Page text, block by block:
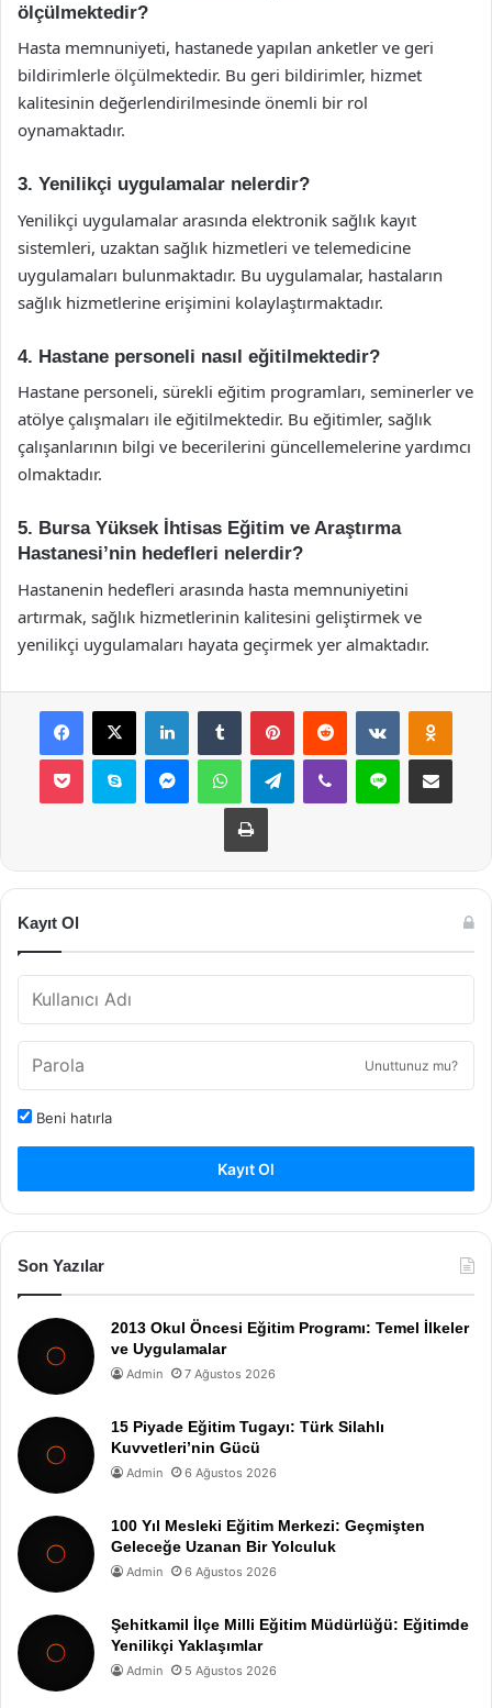
ölçülmektedir?
Hasta memnuniyeti, hastanede yapılan anketler ve geri
bildirimlerle ölçülmektedir. Bu geri bildirimler, hizmet
kalitesinin değerlendirilmesinde önemli bir rol
oynamaktadır.
3. Yenilikçi uygulamalar nelerdir?
Yenilikçi uygulamalar arasında elektronik sağlık kayıt
sistemleri, uzaktan sağlık hizmetleri ve telemedicine
uygulamaları bulunmaktadır. Bu uygulamalar, hastaların
sağlık hizmetlerine erişimini kolaylaştırmaktadır.
4. Hastane personeli nasıl eğitilmektedir?
Hastane personeli, sürekli eğitim programları, seminerler ve
atölye çalışmaları ile eğitilmektedir. Bu eğitimler, sağlık
çalışanlarının bilgi ve becerilerini güncellemelerine yardımcı
olmaktadır.
5. Bursa Yüksek İhtisas Eğitim ve Araştırma
Hastanesi’nin hedefleri nelerdir?
Hastanenin hedefleri arasında hasta memnuniyetini
artırmak, sağlık hizmetlerinin kalitesini geliştirmek ve
yenilikçi uygulamaları hayata geçirmek yer almaktadır.
Facebook
X LinkedInTumblr PinterestReddit VKontakte
Pocket Skype MessengerWhatsAppTelegramViber Line E-Posta ile
Yazdır
Kayıt Ol
Unuttunuz mu?
Beni hatırla
Kayıt Ol
Son Yazılar
2013 Okul Öncesi Eğitim Programı: Temel İlkeler
ve Uygulamalar
Admin 7 Ağustos 2026
15 Piyade Eğitim Tugayı: Türk Silahlı
Kuvvetleri’nin Gücü
Admin 6 Ağustos 2026
100 Yıl Mesleki Eğitim Merkezi: Geçmişten
Geleceğe Uzanan Bir Yolculuk
Admin 6 Ağustos 2026
Şehitkamil İlçe Milli Eğitim Müdürlüğü: Eğitimde
Yenilikçi Yaklaşımlar
Admin 5 Ağustos 2026